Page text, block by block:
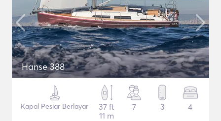
Hanse 388
Kapal Pesiar Berlayar
37 ft
11 m
7 3 4